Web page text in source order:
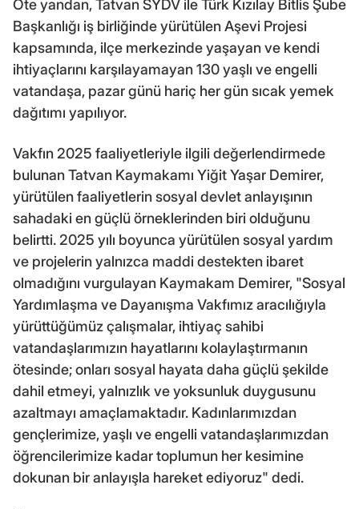
Öte yandan, Tatvan SYDV ile Türk Kızılay Bitlis Şube
Başkanlığı iş birliğinde yürütülen Aşevi Projesi
kapsamında, ilçe merkezinde yaşayan ve kendi
ihtiyaçlarını karşılayamayan 130 yaşlı ve engelli
vatandaşa, pazar günü hariç her gün sıcak yemek
dağıtımı yapılıyor.
Vakfın 2025 faaliyetleriyle ilgili değerlendirmede
bulunan Tatvan Kaymakamı Yiğit Yaşar Demirer,
yürütülen faaliyetlerin sosyal devlet anlayışının
sahadaki en güçlü örneklerinden biri olduğunu
belirtti. 2025 yılı boyunca yürütülen sosyal yardım
ve projelerin yalnızca maddi destekten ibaret
olmadığını vurgulayan Kaymakam Demirer, "Sosyal
Yardımlaşma ve Dayanışma Vakfımız aracılığıyla
yürüttüğümüz çalışmalar, ihtiyaç sahibi
vatandaşlarımızın hayatlarını kolaylaştırmanın
ötesinde; onları sosyal hayata daha güçlü şekilde
dahil etmeyi, yalnızlık ve yoksunluk duygusunu
azaltmayı amaçlamaktadır. Kadınlarımızdan
gençlerimize, yaşlı ve engelli vatandaşlarımızdan
öğrencilerimize kadar toplumun her kesimine
dokunan bir anlayışla hareket ediyoruz" dedi.